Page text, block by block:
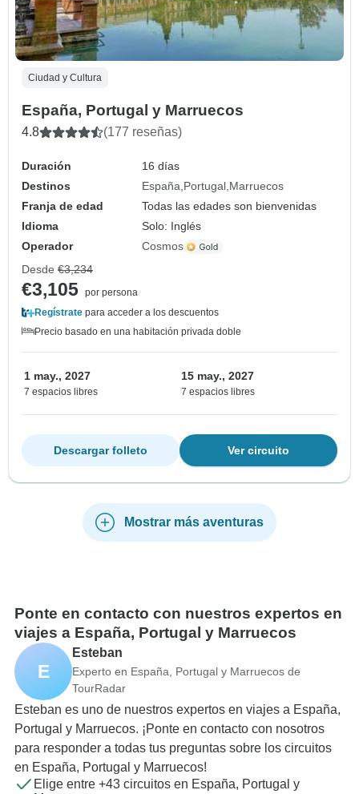
Ciudad y Cultura
España, Portugal y Marruecos
4.8 (177 reseñas)
Duración
16 días
Destinos
España Portugal Marruecos
Franja de edad
Todas las edades son bienvenidas
Idioma
Solo: Inglés
Operador
Cosmos
Desde €3,234
€3,105 por persona
Regístrate para acceder a los descuentos
Precio basado en una habitación privada doble
1 may., 2027
7 espacios libres
15 may., 2027
7 espacios libres
Ver circuito
Descargar folleto
Mostrar más aventuras
Ponte en contacto con nuestros expertos en
viajes a España, Portugal y Marruecos
E
Esteban
Experto en España, Portugal y Marruecos de
TourRadar
Esteban es uno de nuestros expertos en viajes a España,
Portugal y Marruecos. ¡Ponte en contacto con nosotros
para responder a todas tus preguntas sobre los circuitos
en España, Portugal y Marruecos!
Elige entre +43 circuitos en España, Portugal y